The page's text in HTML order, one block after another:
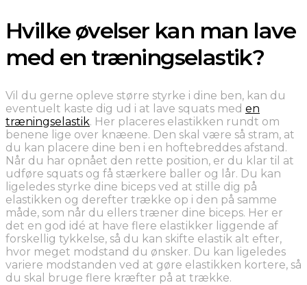
Hvilke øvelser kan man lave
med en træningselastik?
Vil du gerne opleve større styrke i dine ben, kan du
eventuelt kaste dig ud i at lave squats med en
træningselastik. Her placeres elastikken rundt om
benene lige over knæene. Den skal være så stram, at
du kan placere dine ben i en hoftebreddes afstand.
Når du har opnået den rette position, er du klar til at
udføre squats og få stærkere baller og lår. Du kan
ligeledes styrke dine biceps ved at stille dig på
elastikken og derefter trække op i den på samme
måde, som når du ellers træner dine biceps. Her er
det en god idé at have flere elastikker liggende af
forskellig tykkelse, så du kan skifte elastik alt efter,
hvor meget modstand du ønsker. Du kan ligeledes
variere modstanden ved at gøre elastikken kortere, så
du skal bruge flere kræfter på at trække.